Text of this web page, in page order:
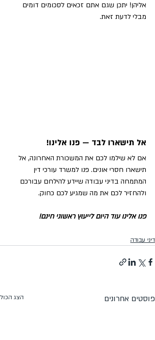
אליהן! יתכן שגם אתם זכאים לסכומים דומים
מבלי לדעת זאת.
אל תישארו לבד — פנו אלינו!
אם לא שילמו לכם את המשכורת האחרונה, אל
תישארו חסרי אונים. פנו למשרד עורכי דין
המתמחה בדיני עבודה שיידע להילחם עבורכם
ולהחזיר לכם את מה שמגיע לכם כחוק.
פנו אלינו עוד היום לייעוץ ראשוני חינם!
דיני עבודה
פוסטים אחרונים הצג הכול